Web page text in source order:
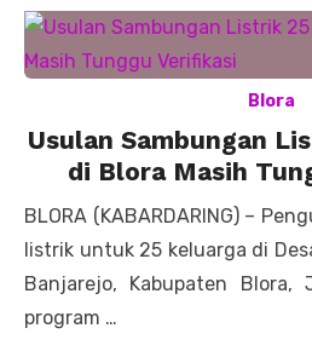
Blora
Usulan Sambungan
di Blora Masih
BLORA (KABARDARING) –
listrik untuk 25 keluarga di
Banjarejo, Kabupaten Blora,
program …